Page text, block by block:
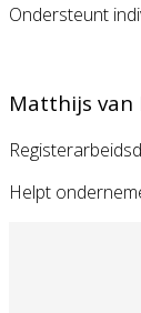
Ondersteunt
Matthijs van
Helpt